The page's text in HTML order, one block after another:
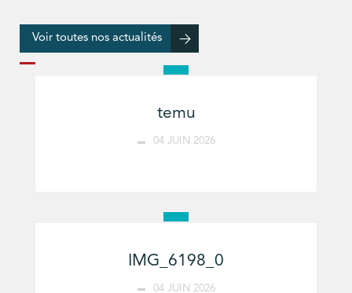
Voir toutes nos actualités
temu
04 JUIN 2026
IMG_6198_0
04 JUIN 2026